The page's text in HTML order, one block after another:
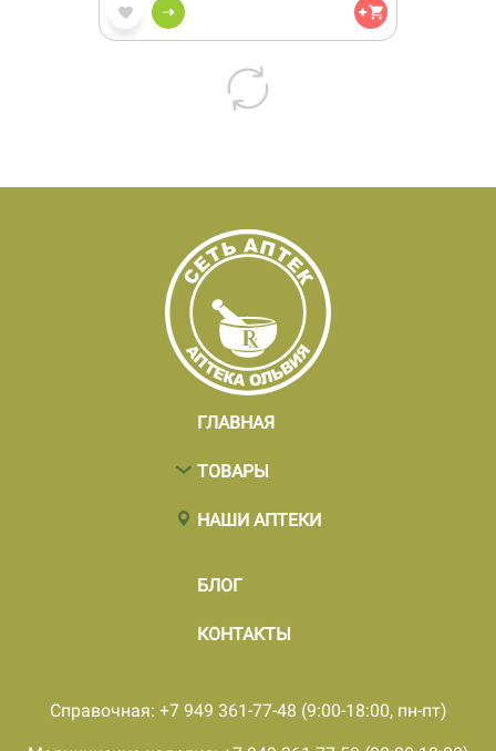
ГЛАВНАЯ
ТОВАРЫ
НАШИ АПТЕКИ
БЛОГ
КОНТАКТЫ
Справочная: +7 949 361-77-48 (9:00-18:00, пн-пт)